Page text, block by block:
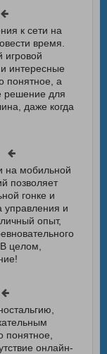
к сети на
время.
игровой
интересные
понятное, а
решение для
даже когда
на мобильной
позволяет
гонке и
управления и
опыт,
целом,
понятное,
онлайн-